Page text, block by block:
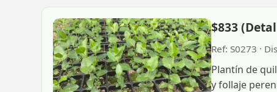
Regístrate y solicita una producción a medida
$833
Ref: S0273 ·
Plantín de
y follaje